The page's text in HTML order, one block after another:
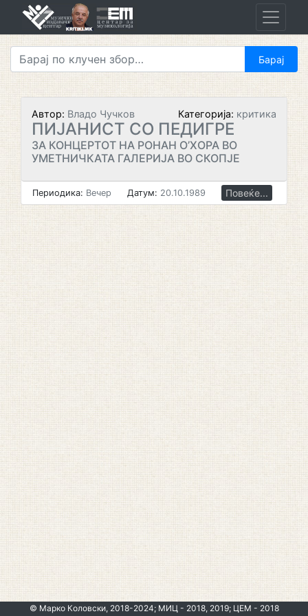
Автор: Владо Чучков Категорија: критика
ПИЈАНИСТ СО ПЕДИГРЕ
ЗА КОНЦЕРТОТ НА РОНАН О’ХОРА ВО
УМЕТНИЧКАТА ГАЛЕРИЈА ВО СКОПЈЕ
Периодика: Вечер Датум: 20.10.1989 Повеќе...
© Марко Коловски, 2018-2024; МИЦ - 2018, 2019; ЦЕМ - 2018